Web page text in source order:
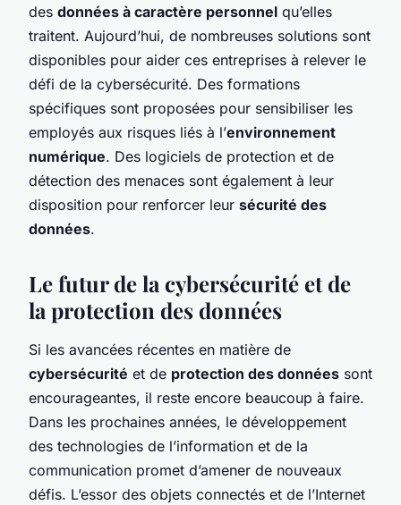
des données à caractère personnel qu’elles
traitent. Aujourd’hui, de nombreuses solutions sont
disponibles pour aider ces entreprises à relever le
défi de la cybersécurité. Des formations
spécifiques sont proposées pour sensibiliser les
employés aux risques liés à l’environnement
numérique. Des logiciels de protection et de
détection des menaces sont également à leur
disposition pour renforcer leur sécurité des
données.
Le futur de la cybersécurité et de
la protection des données
Si les avancées récentes en matière de
cybersécurité et de protection des données sont
encourageantes, il reste encore beaucoup à faire.
Dans les prochaines années, le développement
des technologies de l’information et de la
communication promet d’amener de nouveaux
défis. L’essor des objets connectés et de l’Internet